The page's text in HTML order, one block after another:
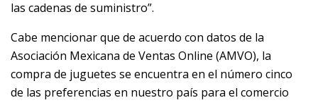
las cadenas de suministro”.
Cabe mencionar que de acuerdo con datos de la
Asociación Mexicana de Ventas Online (AMVO), la
compra de juguetes se encuentra en el número cinco
de las preferencias en nuestro país para el comercio